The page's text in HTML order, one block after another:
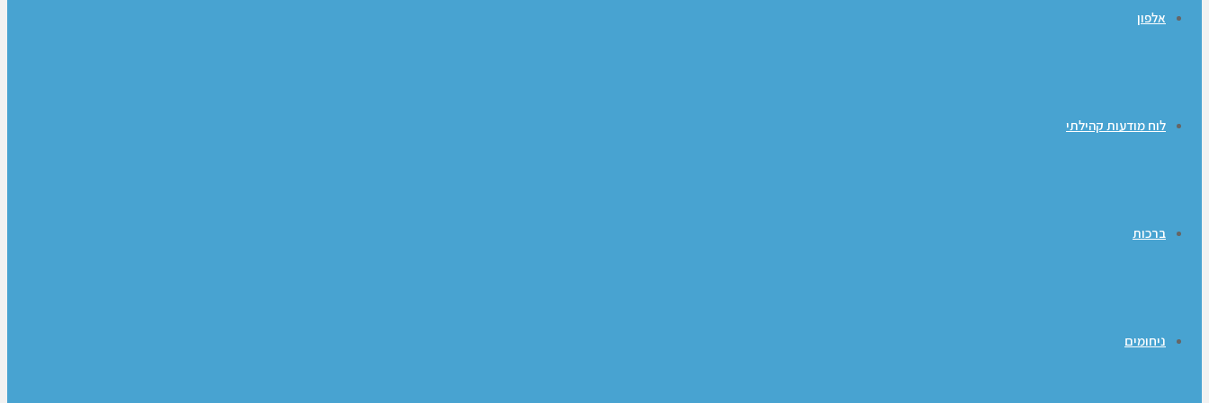
אלפון
לוח מודעות קהילתי
ברכות
ניחומים